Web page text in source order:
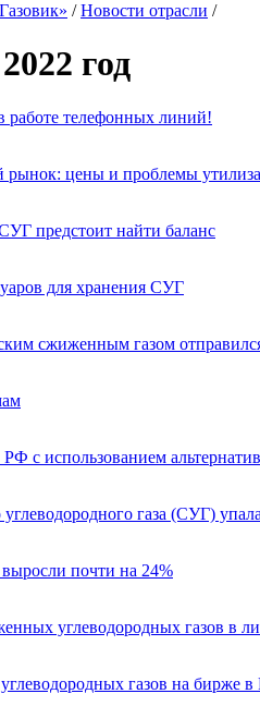
/Новости отрасли /
год
работе телефонных линий!
рынок: цены и проблемы
предстоит найти баланс
для хранения СУГ
сжиженным газом
с использованием
газа (СУГ)
почти на 24%
углеводородных газов в
газов на бирже в